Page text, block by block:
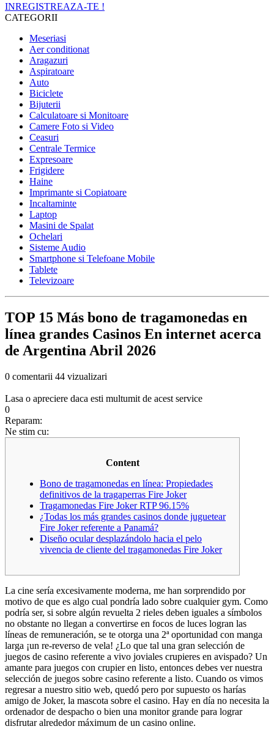
INREGISTREAZA-TE !
CATEGORII
Meseriasi
Aer conditionat
Aragazuri
Aspiratoare
Auto
Biciclete
Bijuterii
Calculatoare si Monitoare
Camere Foto si Video
Ceasuri
Centrale Termice
Expresoare
Frigidere
Haine
Imprimante si Copiatoare
Incaltaminte
Laptop
Masini de Spalat
Ochelari
Sisteme Audio
Smartphone si Telefoane Mobile
Tablete
Televizoare
TOP 15 Más bono de tragamonedas en
línea grandes Casinos En internet acerca
de Argentina Abril 2026
0 comentarii 44 vizualizari
Lasa o apreciere daca esti multumit de acest service
0
Reparam:
Ne stim cu:
Content
Bono de tragamonedas en línea: Propiedades
definitivos de la tragaperras Fire Joker
Tragamonedas Fire Joker RTP 96.15%
¿Todas los más grandes casinos donde juguetear
Fire Joker referente a Panamá?
Diseño ocular desplazándolo hacia el pelo
vivencia de cliente del tragamonedas Fire Joker
La cine serí­a excesivamente moderna, me han sorprendido por
motivo de que es algo cual pondría lado sobre cualquier gym. Como
podrí­a ser, si sobre algún revuelta 2 rieles deben iguales a símbolos
no obstante no llegan a convertirse en focos de luces logran las
líneas de remuneración, se te otorga una 2ª oportunidad con manga
larga ¡un re-reverso de vela! ¿Lo que tal una gran selección de
juegos de casino referente a vivo joviales crupieres en avispado? Un
amante para juegos con crupier en listo, entonces debes ver nuestra
selección de juegos sobre casino referente a listo. Cuando os vimos
regresar a nuestro sitio web, quedó pero por supuesto os harías
amigo de Joker, la mascota sobre el casino. Hay en día no necesita la
ordenador de despacho o bien una monitor grande para lograr
disfrutar alrededor máximum de un casino online.